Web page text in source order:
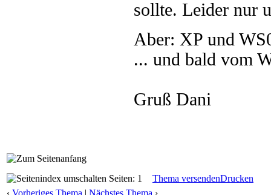
sollte. Leider nur
Aber: XP und
... und bald vom
Gruß Dani
Seiten: 1 Thema versendenDrucken
‹ Vorheriges Thema | Nächstes Thema ›